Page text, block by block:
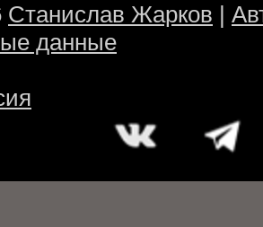
Станислав Жарков |
данные